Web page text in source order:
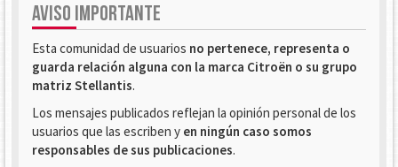
AVISO IMPORTANTE
Esta comunidad de usuarios no pertenece, representa o
guarda relación alguna con la marca Citroën o su grupo
matriz Stellantis.
Los mensajes publicados reflejan la opinión personal de los
usuarios que las escriben y en ningún caso somos
responsables de sus publicaciones.